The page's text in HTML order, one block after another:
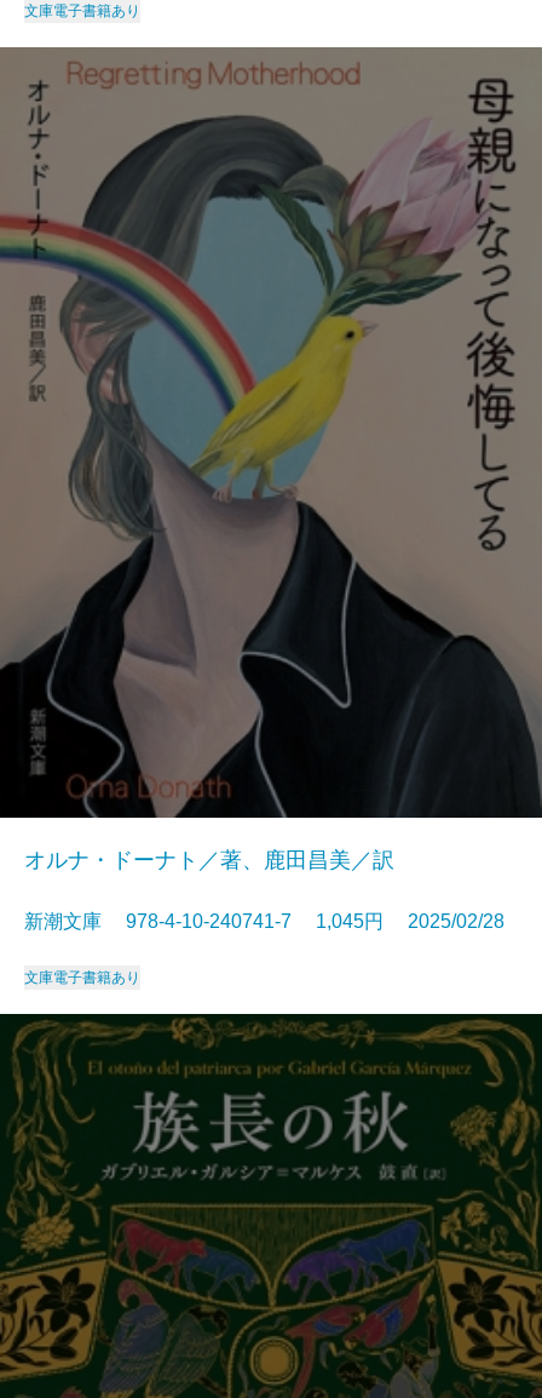
文庫電子書籍あり
オルナ・ドーナト／著、鹿田昌美／訳
新潮文庫 978-4-10-240741-7 1,045円 2025/02/28
文庫電子書籍あり